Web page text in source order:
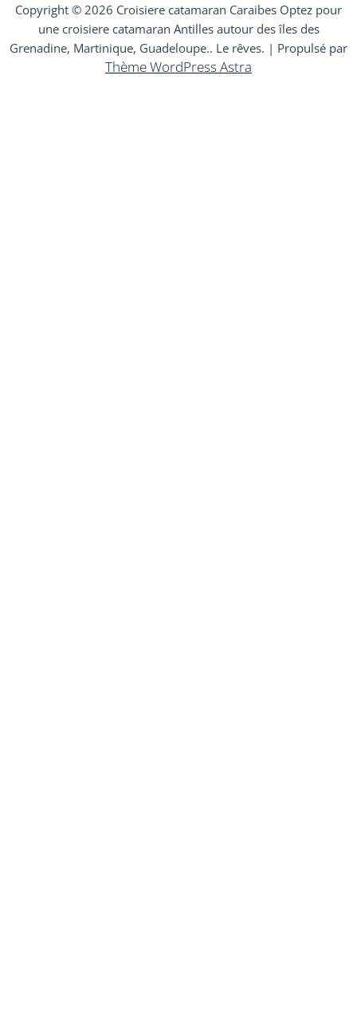
Copyright © 2026 Croisiere catamaran Caraibes Optez pour
une croisiere catamaran Antilles autour des îles des
Grenadine, Martinique, Guadeloupe.. Le rêves. | Propulsé par
Thème WordPress Astra